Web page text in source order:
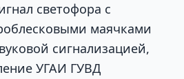
светофора с
маячками
сигнализацией,
УГАИ ГУВД